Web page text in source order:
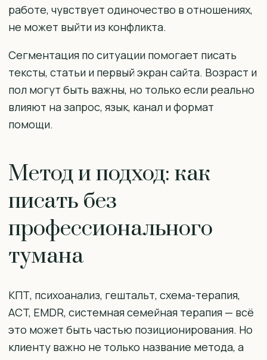
работе, чувствует одиночество в отношениях,
не может выйти из конфликта.
Сегментация по ситуации помогает писать
тексты, статьи и первый экран сайта. Возраст и
пол могут быть важны, но только если реально
влияют на запрос, язык, канал и формат
помощи.
Метод и подход: как
писать без
профессионального
тумана
КПТ, психоанализ, гештальт, схема-терапия,
ACT, EMDR, системная семейная терапия — всё
это может быть частью позиционирования. Но
клиенту важно не только название метода, а